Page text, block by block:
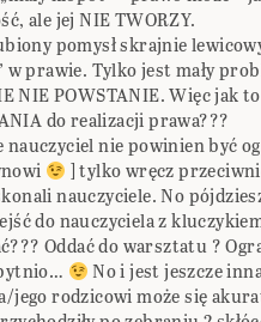
ale jej NIE TWORZY.
pomysł skrajnie
w prawie. Tylko jest mały
NIE POWSTANIE. Więc jak
do realizacji prawa???
nauczyciel nie powinien być
] tylko wręcz
nauczyciele. No
do nauczyciela z
Oddać do warsztatu ?
No i jest jeszcze
jego rodzicowi może się